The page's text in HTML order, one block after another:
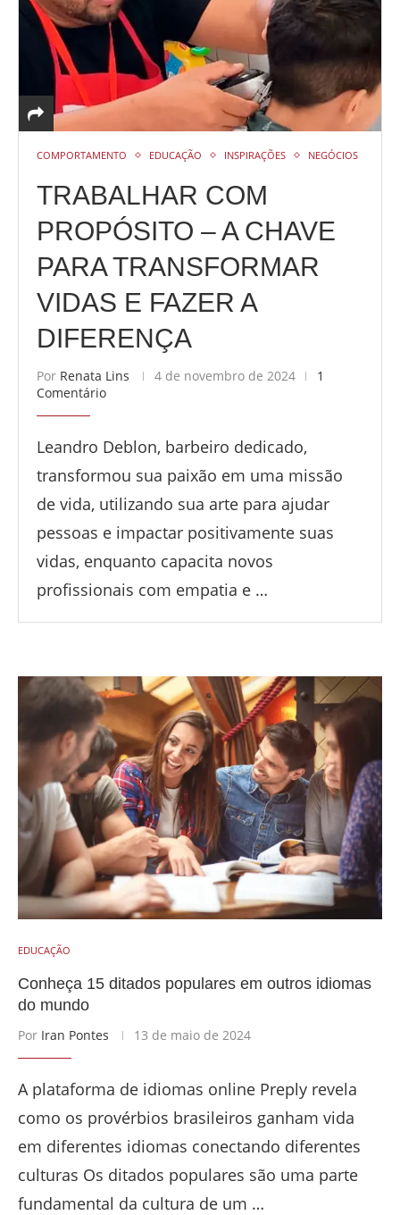
COMPORTAMENTO EDUCAÇÃO INSPIRAÇÕES NEGÓCIOS
TRABALHAR COM
PROPÓSITO – A CHAVE
PARA TRANSFORMAR
VIDAS E FAZER A
DIFERENÇA
Por Renata Lins 4 de novembro de 2024
1
Comentário
Leandro Deblon, barbeiro dedicado,
transformou sua paixão em uma missão
de vida, utilizando sua arte para ajudar
pessoas e impactar positivamente suas
vidas, enquanto capacita novos
profissionais com empatia e …
EDUCAÇÃO
Conheça 15 ditados populares em outros idiomas
do mundo
Por Iran Pontes 13 de maio de 2024
A plataforma de idiomas online Preply revela
como os provérbios brasileiros ganham vida
em diferentes idiomas conectando diferentes
culturas Os ditados populares são uma parte
fundamental da cultura de um …